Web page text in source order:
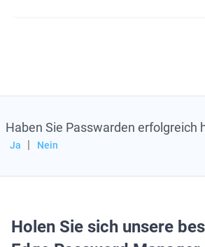
Wie verwalte ich Passwörter in
Sie eine sichere und bequeme
Haben Sie Passwarden erfolgreich
Ja | Nein
Holen Sie sich unsere